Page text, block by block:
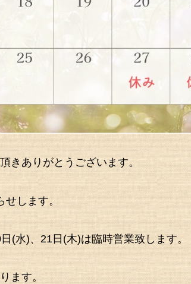
きありがとうございます。
せします。
(水)、21日(木)は臨時営業致します。
ます。